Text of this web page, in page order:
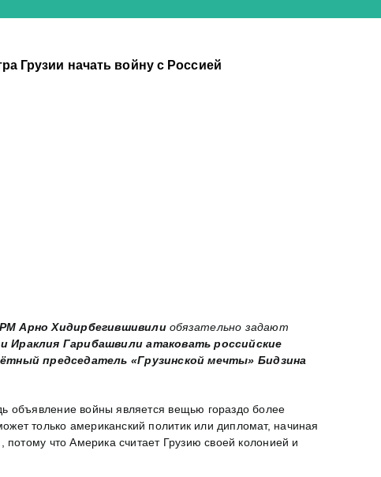
Грузии начать войну с Россией
Арно Хидирбегившивилиобязательно задают
Гарибашвили атаковать российские
председатель «Грузинской мечты» Бидзина
объявление войны является вещью гораздо более
только американский политик или дипломат, начиная
что Америка считает Грузию своей колонией и